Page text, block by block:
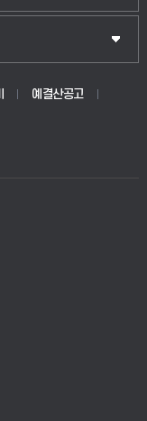
예결산공고